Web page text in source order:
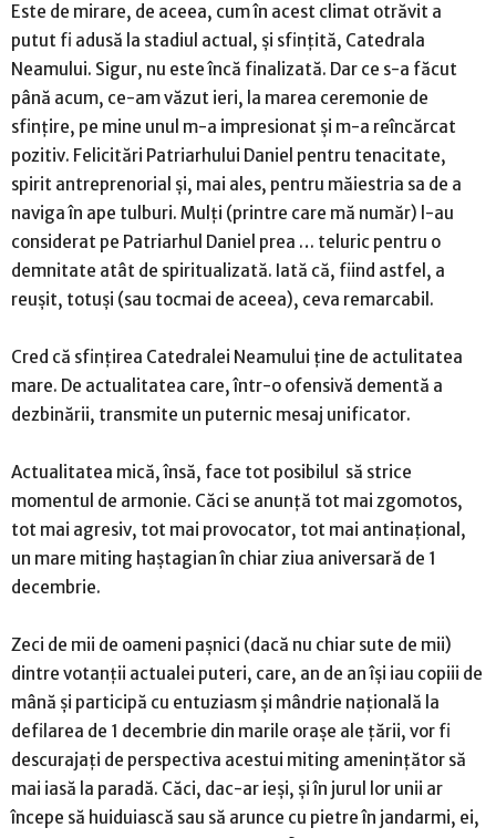
Este de mirare, de aceea, cum în acest climat otrăvit a
putut fi adusă la stadiul actual, și sfințită, Catedrala
Neamului. Sigur, nu este încă finalizată. Dar ce s-a făcut
până acum, ce-am văzut ieri, la marea ceremonie de
sfințire, pe mine unul m-a impresionat și m-a reîncărcat
pozitiv. Felicitări Patriarhului Daniel pentru tenacitate,
spirit antreprenorial și, mai ales, pentru măiestria sa de a
naviga în ape tulburi. Mulți (printre care mă număr) l-au
considerat pe Patriarhul Daniel prea … teluric pentru o
demnitate atât de spiritualizată. Iată că, fiind astfel, a
reușit, totuși (sau tocmai de aceea), ceva remarcabil.
Cred că sfințirea Catedralei Neamului ține de actulitatea
mare. De actualitatea care, într-o ofensivă dementă a
dezbinării, transmite un puternic mesaj unificator.
Actualitatea mică, însă, face tot posibilul să strice
momentul de armonie. Căci se anunță tot mai zgomotos,
tot mai agresiv, tot mai provocator, tot mai antinațional,
un mare miting haștagian în chiar ziua aniversară de 1
decembrie.
Zeci de mii de oameni pașnici (dacă nu chiar sute de mii)
dintre votanții actualei puteri, care, an de an își iau copiii de
mână și participă cu entuziasm și mândrie națională la
defilarea de 1 decembrie din marile orașe ale țării, vor fi
descurajați de perspectiva acestui miting amenințător să
mai iasă la paradă. Căci, dac-ar ieși, și în jurul lor unii ar
începe să huiduiască sau să arunce cu pietre în jandarmi, ei,